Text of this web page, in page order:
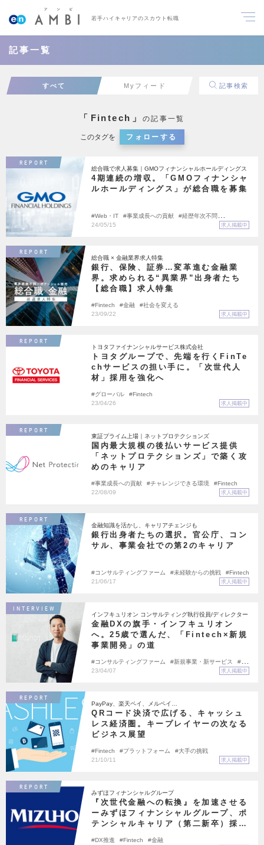
若手ハイキャリアのスカウト転職
記事一覧
すべて Myフィード 記事検索
「 Fintech 」 の記事一覧
このタグを フォローする
REPORT
総合職で求人募集｜GMOフィナンシャルホールディングス
4期連続の増収。「GMOフィナンシャ
ルホールディングス」が総合職を募集
Web・IT 事業成長への貢献
経歴年次不問
Fintech
24/05/15 求人掲載中
REPORT
総合職 × 金融業界求人特集
銀行、保険、証券…変革進む金融業
界。求められる“異業界”出身者たち
【総合職】求人特集
Fintech 金融
社会を変える
23/09/22
求人掲載中
REPORT
トヨタファイナンシャルサービス株式会社
トヨタグループで、先端を行くFinTe
chサービスの担い手に。「次世代人
材」採用を強化へ
グローバル
Fintech
23/04/26
求人掲載中
REPORT
東証プライム上場｜ネットプロテクションズ
国内最大規模の後払いサービス提供
「ネットプロテクションズ」で築く攻
めのキャリア
事業成長への貢献 チャレンジできる環境
Fintech
22/08/09
求人掲載中
REPORT
金融知識を活かし、キャリアチェンジも
銀行出身者たちの選択。官公庁、コン
サル、事業会社での第2のキャリア
コンサルティングファーム 未経験からの挑戦
Fintech
21/06/17
求人掲載中
INTERVIEW
インフキュリオン コンサルティング執行役員/ディレクター
金融DXの旗手・インフキュリオン
へ。25歳で選んだ、「Fintech×新規
事業開発」の道
コンサルティングファーム 新規事業・新サービス
tech
23/04/07 求人掲載中
REPORT
PayPay、楽天ペイ、メルペイ…
QRコード決済で広げる、キャッシュ
レス経済圏。キープレイヤーの次なる
ビジネス展望
Fintech プラットフォーム
大手の挑戦
21/10/11
求人掲載中
REPORT
みずほフィナンシャルグループ
『次世代金融への転換』を加速させる
ーみずほフィナンシャルグループ、ポ
テンシャルキャリア（第二新卒）採用
DX推進 Fintech
金融